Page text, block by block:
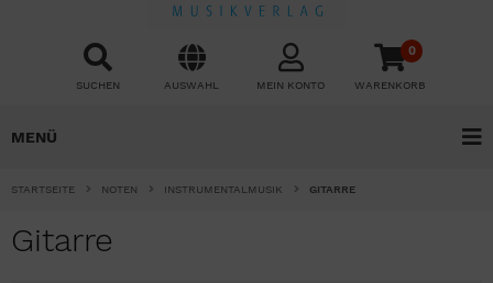
SUCHEN AUSWAHL MEIN KONTO
0
WARENKORB
MENÜ
STARTSEITE NOTEN INSTRUMENTALMUSIK GITARRE
Gitarre